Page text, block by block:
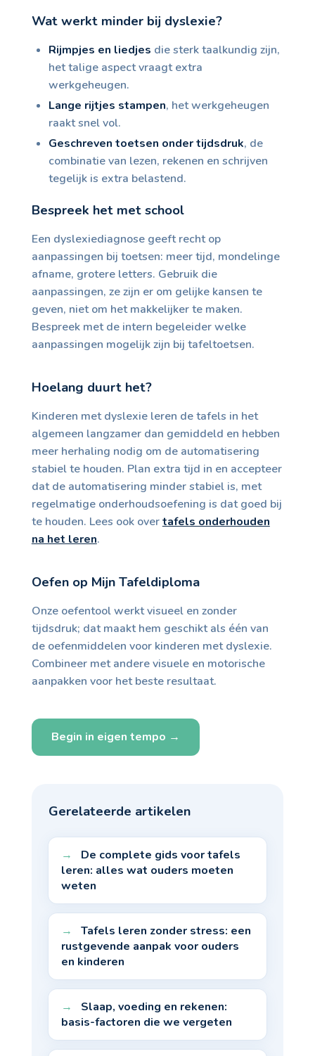
Wat werkt minder bij dyslexie?
Rijmpjes en liedjes die sterk taalkundig zijn,
het talige aspect vraagt extra
werkgeheugen.
Lange rijtjes stampen, het werkgeheugen
raakt snel vol.
Geschreven toetsen onder tijdsdruk, de
combinatie van lezen, rekenen en schrijven
tegelijk is extra belastend.
Bespreek het met school
Een dyslexiediagnose geeft recht op
aanpassingen bij toetsen: meer tijd, mondelinge
afname, grotere letters. Gebruik die
aanpassingen, ze zijn er om gelijke kansen te
geven, niet om het makkelijker te maken.
Bespreek met de intern begeleider welke
aanpassingen mogelijk zijn bij tafeltoetsen.
Hoelang duurt het?
Kinderen met dyslexie leren de tafels in het
algemeen langzamer dan gemiddeld en hebben
meer herhaling nodig om de automatisering
stabiel te houden. Plan extra tijd in en accepteer
dat de automatisering minder stabiel is, met
regelmatige onderhoudsoefening is dat goed bij
te houden. Lees ook overtafels onderhouden
na het leren.
Oefen op Mijn Tafeldiploma
Onze oefentool werkt visueel en zonder
tijdsdruk; dat maakt hem geschikt als één van
de oefenmiddelen voor kinderen met dyslexie.
Combineer met andere visuele en motorische
aanpakken voor het beste resultaat.
Begin in eigen tempo →
Gerelateerde artikelen
De complete gids voor tafels
leren: alles wat ouders moeten
weten
Tafels leren zonder stress: een
rustgevende aanpak voor ouders
en kinderen
Slaap, voeding en rekenen:
basis-factoren die we vergeten